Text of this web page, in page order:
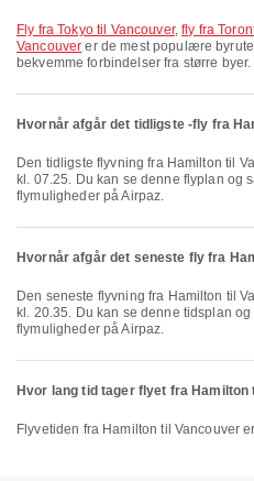
fly fra Tokyo til Vancouver,fly fra
Vancouver er de mest populære
bekvemme forbindelser fra større byer.
Hvornår afgår det tidligste -fly fra
Den tidligste flyvning fra Hamilton til Vancouver med Porter Airlines afgår
kl. 07.25. Du kan se denne flyplan
flymuligheder på Airpaz.
Hvornår afgår det seneste fly fra
Den seneste flyvning fra Hamilton til Vancouver med Porter Airlines afgår
kl. 20.35. Du kan se denne tidsplan
flymuligheder på Airpaz.
Hvor lang tid tager flyet fra Hamilton
Flyvetiden fra Hamilton til Vancouver